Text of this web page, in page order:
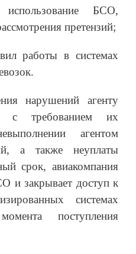
использование БСО,
претензий;
работы в системах
нарушений агенту
с требованием их
агентом
а также неуплаты
срок, авиакомпания
и закрывает доступ к
системах
поступления